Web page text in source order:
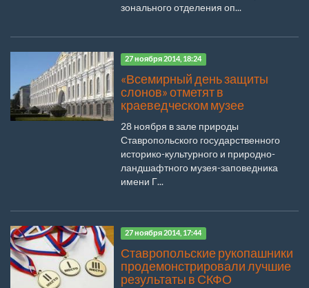
зонального отделения оп...
27 ноября 2014, 18:24
«Всемирный день защиты
слонов» отметят в
краеведческом музее
28 ноября в зале природы
Ставропольского государственного
историко-культурного и природно-
ландшафтного музея-заповедника
имени Г...
27 ноября 2014, 17:44
Ставропольские рукопашники
продемонстрировали лучшие
результаты в СКФО